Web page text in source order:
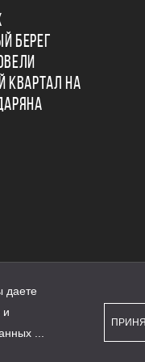
БЕРЕГ
КВАРТАЛ НА
даете
и